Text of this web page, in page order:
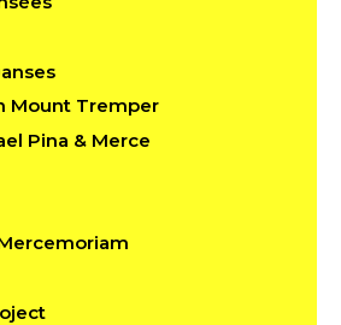
Mount Tremper
Pina & Merce